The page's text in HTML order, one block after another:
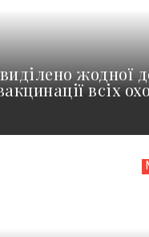
жодної
всіх